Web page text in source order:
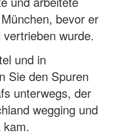
bevor er
wurde.
und in
Sie den Spuren
unterwegs, der
wegging und